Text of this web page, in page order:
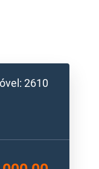
2610